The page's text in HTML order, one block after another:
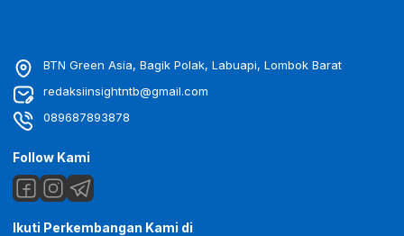
BTN Green Asia, Bagik Polak, Labuapi, Lombok Barat
redaksiinsightntb@gmail.com
089687893878
Follow Kami
Ikuti Perkembangan Kami di